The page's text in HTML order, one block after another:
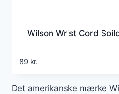
Wilson Wrist Cord
89 kr.
Det amerikanske mærke